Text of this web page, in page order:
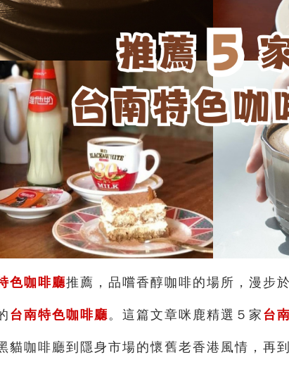
色咖啡廳推薦 ，品嚐香醇咖啡的場所，漫步
台南特色咖啡廳。這篇文章咪鹿精選５家台
貓咖啡廳到隱身市場的懷舊老香港風情，再